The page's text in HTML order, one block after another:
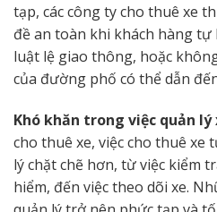
tạp, các công ty cho thuê xe
đề an toàn khi khách hàng tự
luật lệ giao thông, hoặc
của đường phố có thể dẫn
Khó khăn trong việc quản lý
cho thuê xe, việc cho thuê xe
lý chặt chẽ hơn, từ việc kiểm
hiểm, đến việc theo dõi xe.